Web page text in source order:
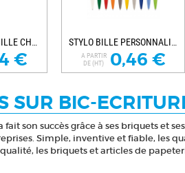
STYLET-STYLO À BILLE CHARLESTON PERSONNALISÉ
€
STYLO BILLE PERSONNALISABLE NATURE PLUS
A PARTIR
DE (HT) 0,46 €
SUR BIC-
son succès grâce à ses briquets et
Simple, inventive et fiable, les
les briquets et articles de